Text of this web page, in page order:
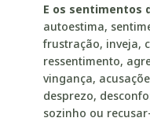
E os sentimentos
autoestima,
frustração, inveja,
ressentimento,
vingança,
desprezo,
sozinho ou